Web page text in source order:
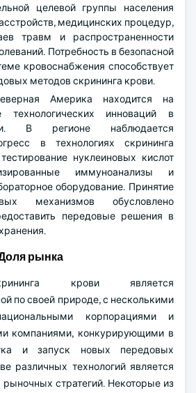
целевой группы населения
медицинских процедур,
травм и распространенности
Потребность в безопасной
кровоснабжения способствует
методов скрининга крови.
Америка находится на
технологических инноваций в
В регионе наблюдается
в технологиях скрининга
нуклеиновых кислот
иммуноанализы и
оборудование. Принятие
механизмов обусловлено
передовые решения в
рынка
крови является
по своей природе, с несколькими
корпорациями и
компаниями, конкурирующими в
и запуск новых передовых
различных технологий является
стратегий. Некоторые из